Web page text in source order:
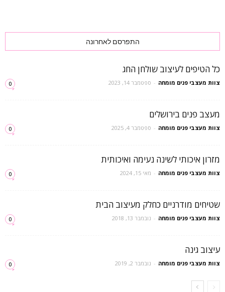
התפרסם לאחרונה
כל הטיפים לעיצוב שולחן החג
צוות מעצבי פנים מומחה - ספטמבר 14, 2023 0
מעצב פנים בירושלים
צוות מעצבי פנים מומחה - ספטמבר 4, 2025 0
מזרון איכותי לשינה נעימה ואיכותית
צוות מעצבי פנים מומחה - מאי 15, 2024 0
שטיחים מודרניים כחלק מעיצוב הבית
צוות מעצבי פנים מומחה - נובמבר 13, 2018 0
עיצוב גינה
צוות מעצבי פנים מומחה - נובמבר 2, 2019 0